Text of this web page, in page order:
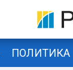
ПОЛИТИКА